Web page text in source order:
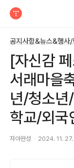
공지사항&뉴스&행사/
[자신감
서래마을
년/청소
학교/외국
자아완성 2024. 11.